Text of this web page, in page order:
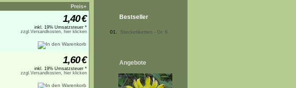
Preis+
1,40€
inkl. 19% Umsatzsteuer *
zzgl.Versandkosten, hier klicken
1,60€
inkl. 19% Umsatzsteuer *
zzgl.Versandkosten, hier klicken
Bestseller
01. Stecketiketten - Gr. 6
Angebote